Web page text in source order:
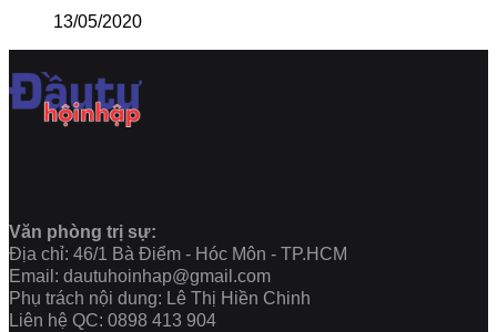
13/05/2020
Văn phòng trị sự:
Địa chỉ: 46/1 Bà Điểm - Hóc Môn - TP.HCM
Email: dautuhoinhap@gmail.com
Phụ trách nội dung: Lê Thị Hiền Chinh
Liên hệ QC: 0898 413 904